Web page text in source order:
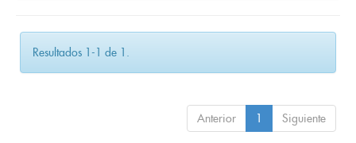
Resultados 1-1 de 1.
Anterior 1 Siguiente